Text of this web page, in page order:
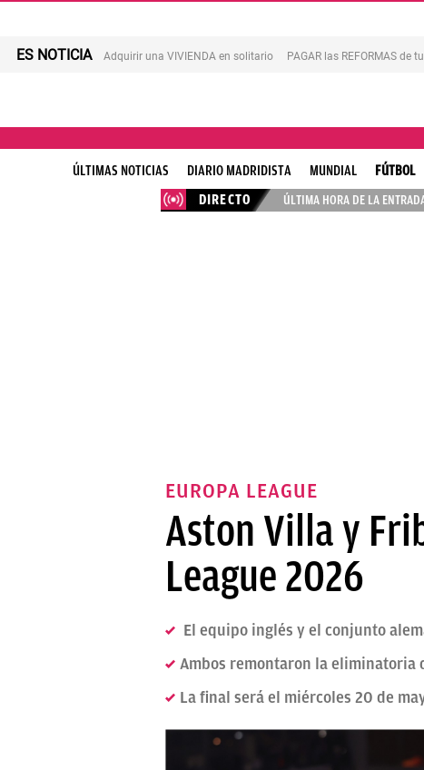
ES NOTICIA Adquirir una VIVIENDA en solitario PAGAR las REFORMAS de
ÚLTIMAS NOTICIAS DIARIO MADRIDISTA MUNDIAL FÚTBOL
DIRECTO
ÚLTIMA HORA DE LA
EUROPA LEAGUE
Aston Villa y
League 2026
El equipo inglés y el conjunto
Ambos remontaron la eliminatoria
La final será el miércoles 20 de